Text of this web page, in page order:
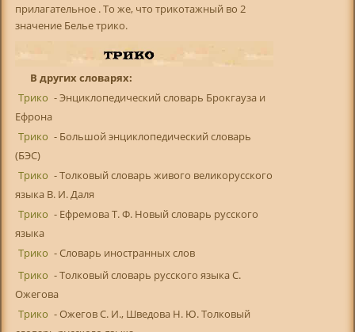
прилагательное . То же, что трикотажный во 2
значение Белье трико.
В других словарях:
Трико - Энциклопедический словарь Брокгауза и
Ефрона
Трико - Большой энциклопедический словарь
(БЭС)
Трико - Толковый словарь живого великорусского
языка В. И. Даля
Трико - Ефремова Т. Ф. Новый словарь русского
языка
Трико - Словарь иностранных слов
Трико - Толковый словарь русского языка С.
Ожегова
Трико - Ожегов С. И., Шведова Н. Ю. Толковый